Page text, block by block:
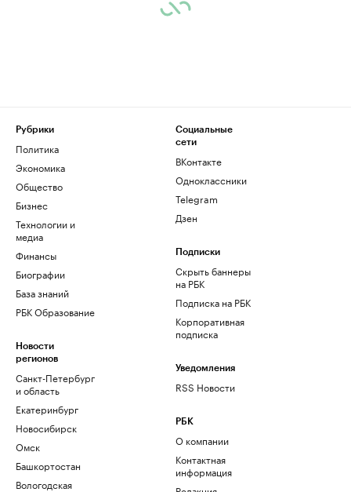
Рубрики
Политика
Экономика
Общество
Бизнес
Технологии и
медиа
Финансы
Биографии
База знаний
РБК Образование
Новости
регионов
Санкт-Петербург
и область
Екатеринбург
Новосибирск
Омск
Башкортостан
Вологодская
Социальные
сети
ВКонтакте
Одноклассники
Telegram
Дзен
Подписки
Скрыть баннеры
на РБК
Подписка на РБК
Корпоративная
подписка
Уведомления
RSS Новости
РБК
О компании
Контактная
информация